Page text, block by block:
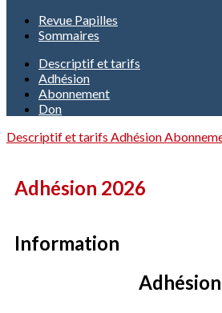
Revue Papilles
Sommaires
Descriptif et tarifs
Adhésion
Abonnement
Don
Descriptif et tarifs Adhésion
Adhésion 2026
Information
Adhésion